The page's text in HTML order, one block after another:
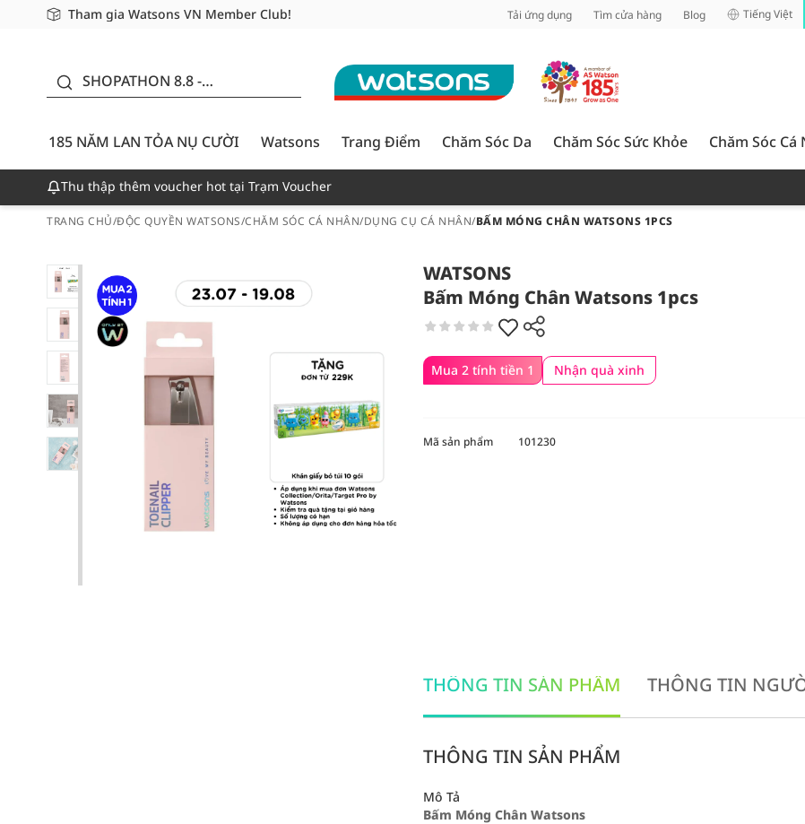
Tham gia Watsons VN Member Club!
Miễn phí giao hàng cho đơn hàng từ 249,000Đ
Giao hàng nhanh 24h - Áp dụng khu vực TP. Hồ Chí Minh Tải ứng dụng Tìm cửa hàng Blog Tiếng Việt
SHOPATHON 8.8 -
CƯỜI - GIẢM ĐẾN
50%
185 NĂM LAN TỎA NỤ CƯỜI
Watsons Trang Điểm Chăm Sóc Da Chăm Sóc Sức Khỏe Chăm Sóc Cá
Thu thập thêm voucher hot tại Trạm Voucher
TRANG CHỦ/ĐỘC QUYỀN WATSONS/CHĂM SÓC CÁ NHÂN/DỤNG CỤ CÁ NHÂN/BẤM MÓNG CHÂN WATSONS 1PCS
WATSONS
Bấm Móng Chân Watsons 1pcs
Mua 2 tính tiền 1 Nhận quà xinh
Mã sản phẩm 101230
THÔNG TIN SẢN PHẨM THÔNG TIN
THÔNG TIN SẢN PHẨM
Mô Tả
Bấm Móng Chân Watsons